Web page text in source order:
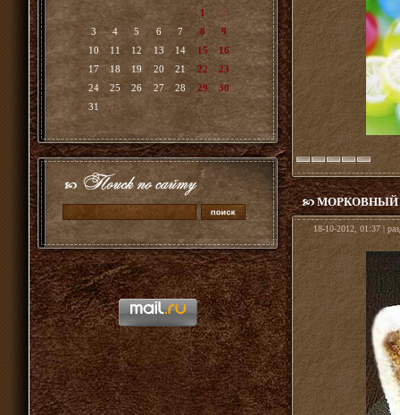
1
2
3
4 5 6 7 8
9
10
11 12 13 14 15
16
17
18 19 20 21 22
23
24
25 26 27 28 29
30
31
МОРКОВНЫЙ
18-10-2012, 01:37 |